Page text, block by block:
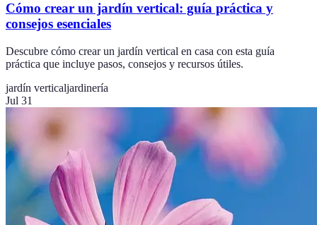
Cómo crear un jardín vertical: guía práctica y
consejos esenciales
Descubre cómo crear un jardín vertical en casa con esta guía
práctica que incluye pasos, consejos y recursos útiles.
jardín verticaljardinería
Jul 31